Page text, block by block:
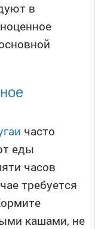
в
часто
еды
часов
требуется
кашами, не